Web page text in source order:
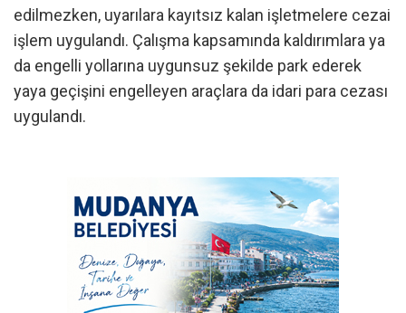
edilmezken, uyarılara kayıtsız kalan işletmelere cezai
işlem uygulandı. Çalışma kapsamında kaldırımlara ya
da engelli yollarına uygunsuz şekilde park ederek
yaya geçişini engelleyen araçlara da idari para cezası
uygulandı.